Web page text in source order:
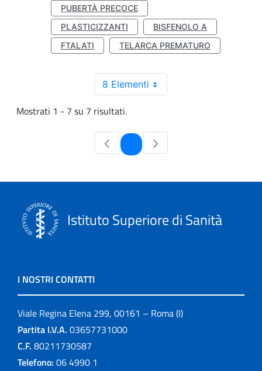
PUBERTÀ PRECOCE
PLASTICIZZANTI
BISFENOLO A
FTALATI
TELARCA PREMATURO
8 Elementi
Mostrati 1 - 7 su 7 risultati.
Pagina
Istituto Superiore di Sanità
I NOSTRI CONTATTI
Viale Regina Elena 299, 00161 – Roma (I)
Partita I.V.A. 03657731000
C.F. 80211730587
Telefono: 06 4990 1